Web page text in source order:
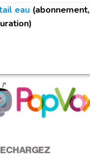
eau (abonnement,